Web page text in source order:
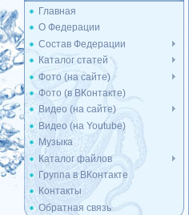
Главная
О Федерации
Состав Федерации
Каталог статей
Фото (на сайте)
Фото (в ВКонтакте)
Видео (на сайте)
Видео (на Youtube)
Музыка
Каталог файлов
Группа в ВКонтакте
Контакты
Обратная связь